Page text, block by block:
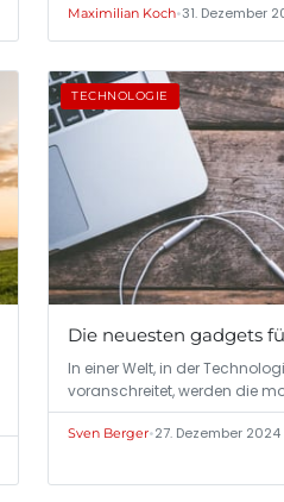
Maximilian Koch•31. Dezember
TECHNOLOGIE
Die neuesten gadgets
In einer Welt, in der
voranschreitet, werden die
Sven Berger•27. Dezember 2024